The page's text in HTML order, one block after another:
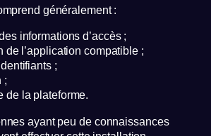
généralement :
informations d’accès ;
de l’application compatible ;
;
;
de la plateforme.
ayant peu de connaissances